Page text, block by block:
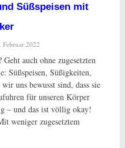
Süßspeisen mit
2022
auch ohne zugesetzten
Süßspeisen, Süßigkeiten,
uns bewusst sind, dass sie
für unseren Körper
– und das ist völlig okay!
weniger zugesetztem